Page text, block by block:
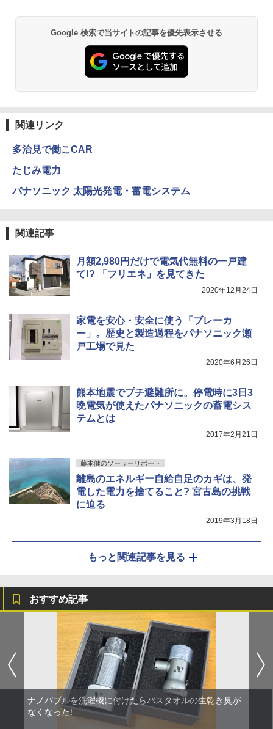
Google 検索で当サイトの記事を優先表示させる
関連リンク
多治見で働こCAR
たじみ電力
パナソニック 太陽光発電・蓄電システム
関連記事
月額2,980円だけで電気代無料の一戸建
て!? 「フリエネ」を見てきた
2020年12月24日
家電を安心・安全に使う「ブレーカ
ー」。歴史と製造過程をパナソニック瀬
戸工場で見た
2020年6月26日
熊本地震でプチ避難所に。停電時に3日3
晩電気が使えたパナソニックの蓄電シス
テムとは
2017年2月21日
藤本健のソーラーリポート
離島のエネルギー自給自足のカギは、発
電した電力を捨てること? 宮古島の挑戦
に迫る
2019年3月18日
もっと関連記事を見る
おすすめ記事
ナノバブルを洗濯機に付けたらバスタオルの生乾き臭が
なくなった!